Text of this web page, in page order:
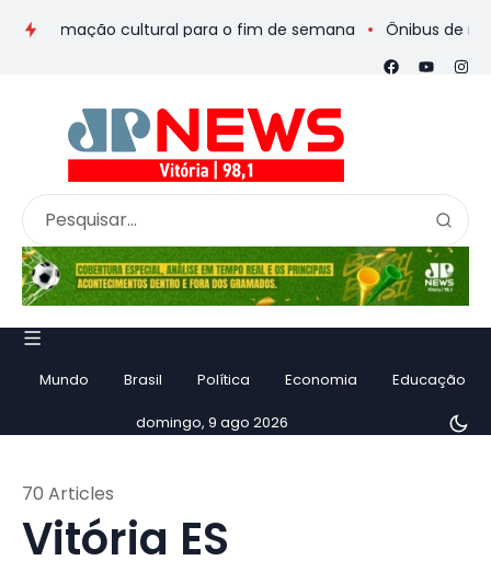
cultural para o fim de semana Ônibus de romeiros
Mundo Brasil Política Economia Educação
domingo, 9 ago 2026
Vitória ES
70 Articles